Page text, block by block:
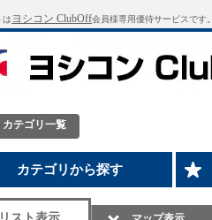
は ヨシコン ClubOff会員様専用優待サービスです。
カテゴリ一覧
カテゴリから探す